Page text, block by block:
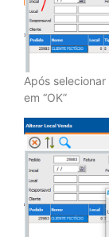
Após
em “OK”